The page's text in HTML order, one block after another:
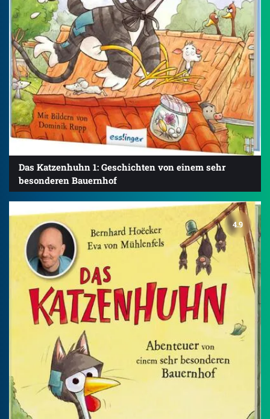
Das Katzenhuhn 1: Geschichten von einem sehr
besonderen Bauernhof
4.9